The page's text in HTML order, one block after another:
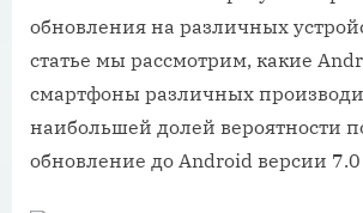
обновления на различных
статье мы рассмотрим, какие
смартфоны различных
наибольшей долей вероятности
обновление до Android версии